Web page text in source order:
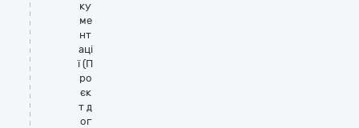
ку
ме
нт
аці
ї (П
ро
єк
т д
ог